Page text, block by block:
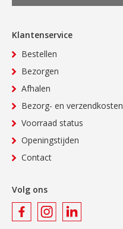
Klantenservice
Bestellen
Bezorgen
Afhalen
Bezorg- en verzendkosten
Voorraad status
Openingstijden
Contact
Volg ons